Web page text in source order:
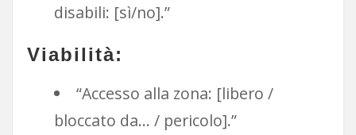
disabili: [sì/no].”
Viabilità:
“Accesso alla zona: [libero /
bloccato da… / pericolo].”